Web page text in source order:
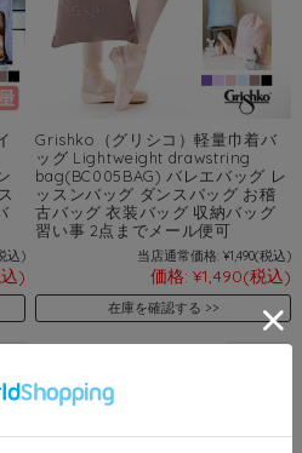
込)
)
Grishko（グリシコ）軽量巾着バ
ッグ Lightweight drawstring
bag(BC005BAG) バレエバッグ レ
ッスンバッグ ダンスバッグ お稽
古バッグ 衣装バッグ 収納バッグ
習い事 2点までメール便可
当店通常価格: ¥1,490(税込)
価格: ¥1,490(税込)
在庫を確認する